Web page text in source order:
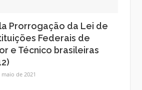
Prorrogação da Lei de
Federais de
e Técnico brasileiras
maio de 2021